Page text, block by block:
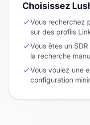
Choisissez
Vous recherchez
sur des profils
Vous êtes un
la recherche
Vous voulez une
configuration